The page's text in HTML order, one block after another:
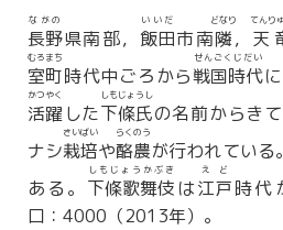
長野
ながの
県南部， 飯田
いいだ
市南隣
どなり
， 天
てんり
室町
むろまち
時代中ごろから戦国時代
せんごくじだい
活躍
かつやく
した下條氏
しもじょうし
の名前からきて
ナシ栽培
さいばい
や酪農
らくのう
が行われている。
ある。 下條歌舞伎
しもじょうかぶき
は江戸
えど
時代
口：4000（2013年）。